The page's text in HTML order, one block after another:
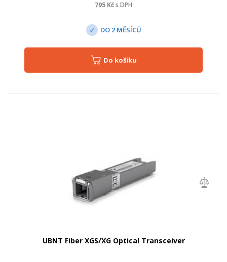
795 Kčs DPH
DO 2 MĚSÍCŮ
Do košíku
UBNT Fiber XGS/XG Optical Transceiver